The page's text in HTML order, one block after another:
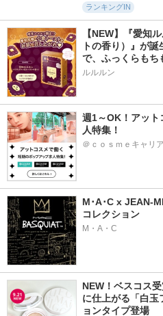
ランキングIN
【NEW】『愛知
トの香り）』が
で、ふっくらもち
ルルルン
週1～OK！アッ
人特集！
＠ｃｏｓｍｅキャリア
M･A･C x JEAN-
コレクション
M・A・C
NEW！ベスコス
に仕上がる「白玉
ョンタイプ登場